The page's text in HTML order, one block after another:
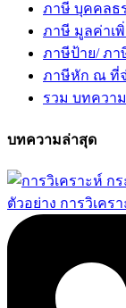
ภาษี บุคคลธ
ภาษี มูลค่าเ
ภาษีป้าย/ ภา
ภาษีหัก ณ ที่
รวม บทควา
บทความล่าสุด
ตัวอย่าง การวิเคร